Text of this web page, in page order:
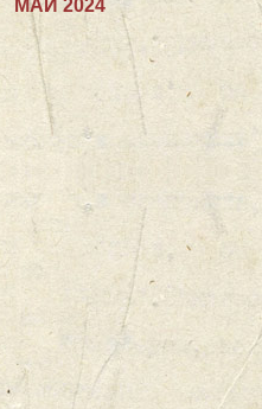
МАЙ 2024